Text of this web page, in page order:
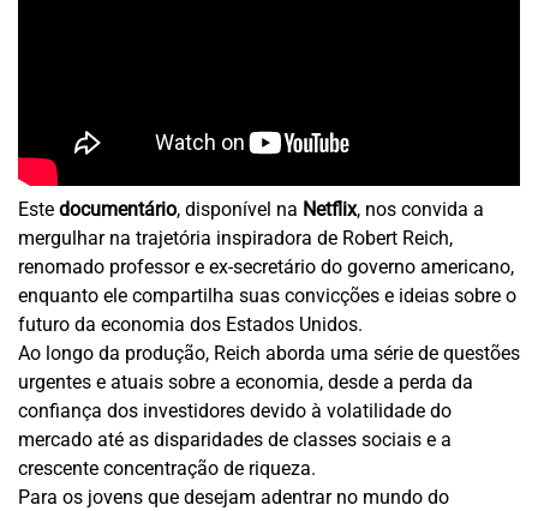
Este documentário, disponível na Netflix, nos convida a
mergulhar na trajetória inspiradora de Robert Reich,
renomado professor e ex-secretário do governo americano,
enquanto ele compartilha suas convicções e ideias sobre o
futuro da economia dos Estados Unidos.
Ao longo da produção, Reich aborda uma série de questões
urgentes e atuais sobre a economia, desde a perda da
confiança dos investidores devido à volatilidade do
mercado até as disparidades de classes sociais e a
crescente concentração de riqueza.
Para os jovens que desejam adentrar no mundo do